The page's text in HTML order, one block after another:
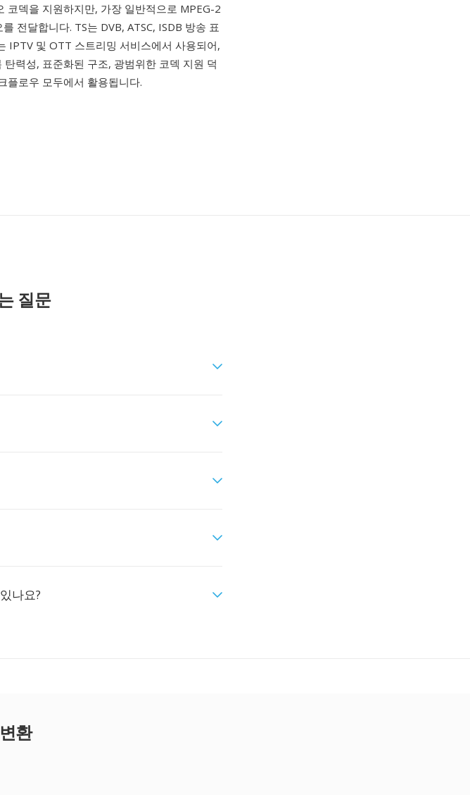
코덱을 지원하지만, 가장 일반적으로 MPEG-2
전달합니다. TS는 DVB, ATSC, ISDB 방송 표
IPTV 및 OTT 스트리밍 서비스에서 사용되어,
탄력성, 표준화된 구조, 광범위한 코덱 지원 덕
플로우 모두에서 활용됩니다.
질문
나요?
환